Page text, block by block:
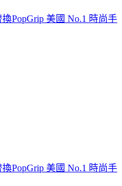
PopGrip 美國 No.1 時尚手
PopGrip 美國 No.1 時尚手